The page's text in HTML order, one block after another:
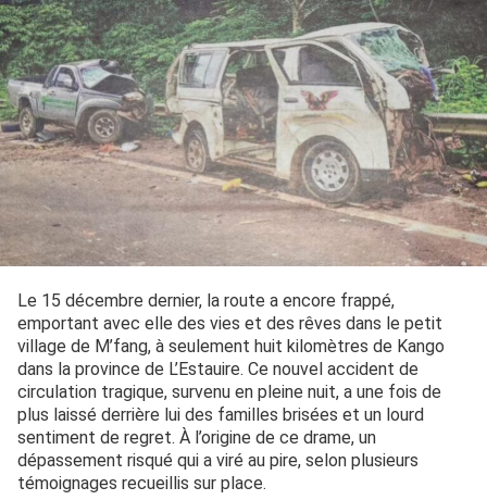
Le 15 décembre dernier, la route a encore frappé,
emportant avec elle des vies et des rêves dans le petit
village de M’fang, à seulement huit kilomètres de Kango
dans la province de L’Estauire. Ce nouvel accident de
circulation tragique, survenu en pleine nuit, a une fois de
plus laissé derrière lui des familles brisées et un lourd
sentiment de regret. À l’origine de ce drame, un
dépassement risqué qui a viré au pire, selon plusieurs
témoignages recueillis sur place.